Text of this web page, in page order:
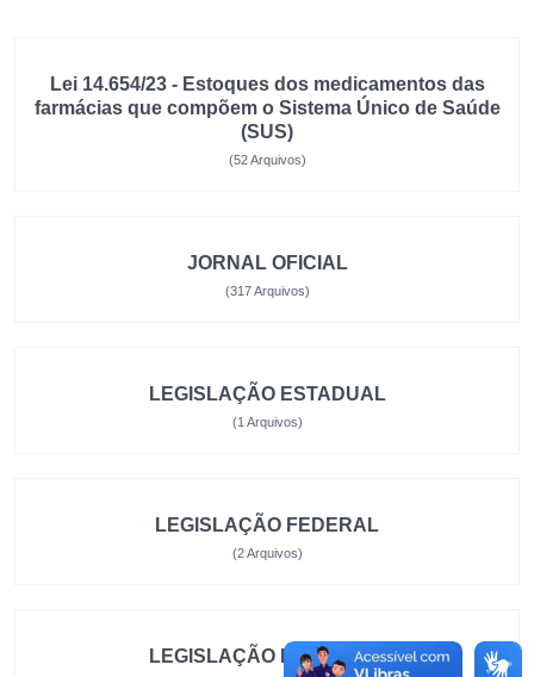
Lei 14.654/23 - Estoques dos medicamentos das
farmácias que compõem o Sistema Único de Saúde
(SUS)
(52 Arquivos)
JORNAL OFICIAL
(317 Arquivos)
LEGISLAÇÃO ESTADUAL
(1 Arquivos)
LEGISLAÇÃO FEDERAL
(2 Arquivos)
LEGISLAÇÃO MUNICIPAL